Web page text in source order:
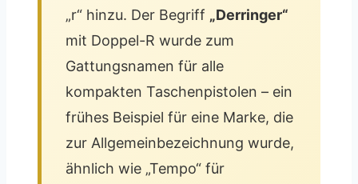
„r“ hinzu. Der Begriff „Derringer“
mit Doppel-R wurde zum
Gattungsnamen für alle
kompakten Taschenpistolen – ein
frühes Beispiel für eine Marke, die
zur Allgemeinbezeichnung wurde,
ähnlich wie „Tempo“ für